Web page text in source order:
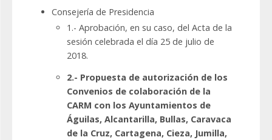
Consejería de Presidencia
1.- Aprobación, en su caso, del Acta de la
sesión celebrada el día 25 de julio de
2018.
2.- Propuesta de autorización de los
Convenios de colaboración de la
CARM con los Ayuntamientos de
Águilas, Alcantarilla, Bullas, Caravaca
de la Cruz, Cartagena, Cieza, Jumilla,